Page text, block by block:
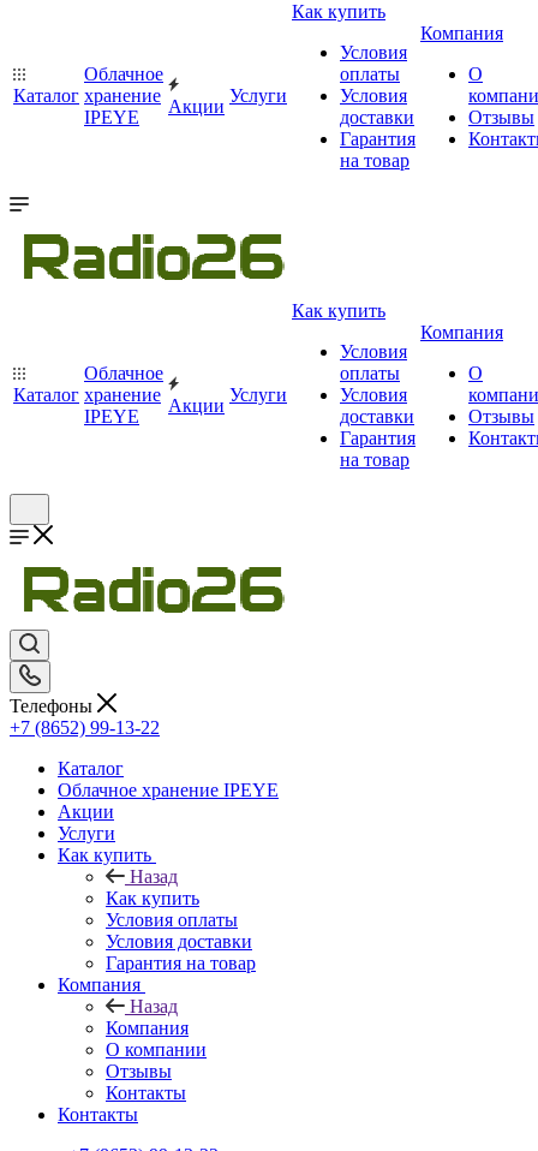
Каталог
Облачное
хранение
IPEYE
Акции
Услуги
Как купить
Условия
оплаты
Условия
доставки
Гарантия
на товар
Компания
О
Отзывы
Каталог
Облачное
хранение
IPEYE
Акции
Услуги
Как купить
Условия
оплаты
Условия
доставки
Гарантия
на товар
Компания
О
Отзывы
Телефоны
+7 (8652) 99-13-22
Каталог
Облачное хранение IPEYE
Акции
Услуги
Как купить
Назад
Как купить
Условия оплаты
Условия доставки
Гарантия на товар
Компания
Назад
Компания
О компании
Отзывы
Контакты
Контакты